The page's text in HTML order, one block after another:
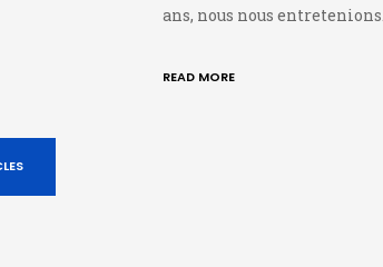
ans, nous nous entretenions…
READ MORE